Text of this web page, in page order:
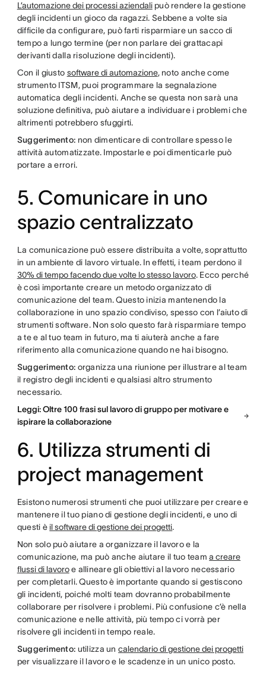
L’automazione dei processi aziendalipuò rendere la gestione
degli incidenti un gioco da ragazzi. Sebbene a volte sia
difficile da configurare, può farti risparmiare un sacco di
tempo a lungo termine (per non parlare dei grattacapi
derivanti dalla risoluzione degli incidenti).
Con il giusto software di automazione, noto anche come
strumento ITSM, puoi programmare la segnalazione
automatica degli incidenti. Anche se questa non sarà una
soluzione definitiva, può aiutare a individuare i problemi che
altrimenti potrebbero sfuggirti.
Suggerimento: non dimenticare di controllare spesso le
attività automatizzate. Impostarle e poi dimenticarle può
portare a errori.
5. Comunicare in uno
spazio centralizzato
La comunicazione può essere distribuita a volte, soprattutto
in un ambiente di lavoro virtuale. In effetti, i team perdono il
30% di tempo facendo due volte lo stesso lavoro. Ecco perché
è così importante creare un metodo organizzato di
comunicazione del team. Questo inizia mantenendo la
collaborazione in uno spazio condiviso, spesso con l’aiuto di
strumenti software. Non solo questo farà risparmiare tempo
a te e al tuo team in futuro, ma ti aiuterà anche a fare
riferimento alla comunicazione quando ne hai bisogno.
Suggerimento: organizza una riunione per illustrare al team
il registro degli incidenti e qualsiasi altro strumento
necessario.
Leggi: Oltre 100 frasi sul lavoro di gruppo per motivare e
ispirare la collaborazione
6. Utilizza strumenti di
project management
Esistono numerosi strumenti che puoi utilizzare per creare e
mantenere il tuo piano di gestione degli incidenti, e uno di
questi è il software di gestione dei progetti.
Non solo può aiutare a organizzare il lavoro e la
comunicazione, ma può anche aiutare il tuo teama creare
flussi di lavoroe allineare gli obiettivi al lavoro necessario
per completarli. Questo è importante quando si gestiscono
gli incidenti, poiché molti team dovranno probabilmente
collaborare per risolvere i problemi. Più confusione c’è nella
comunicazione e nelle attività, più tempo ci vorrà per
risolvere gli incidenti in tempo reale.
Suggerimento: utilizza un calendario di gestione dei progetti
per visualizzare il lavoro e le scadenze in un unico posto.